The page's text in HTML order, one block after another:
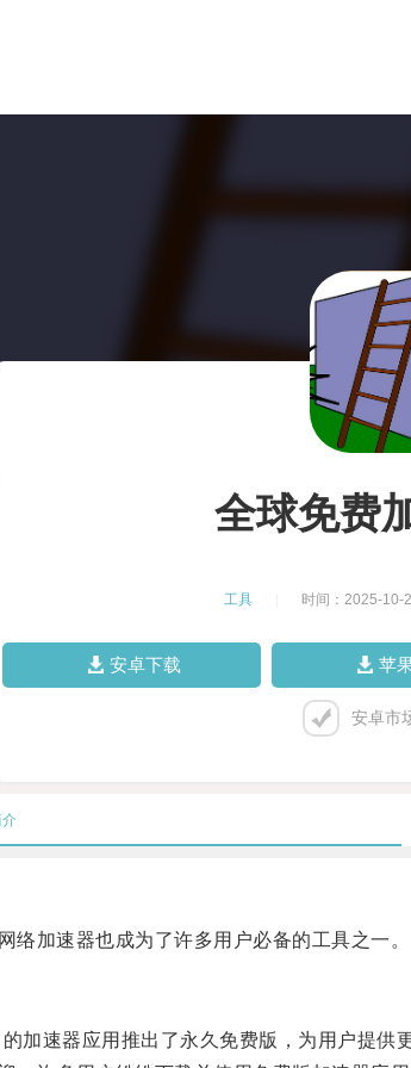
全球免费
工具 时间：2025-10-
安卓下载 苹
安卓市
加速器也成为了许多用户必备的工具之一。
速器应用推出了永久免费版，为用户提供更